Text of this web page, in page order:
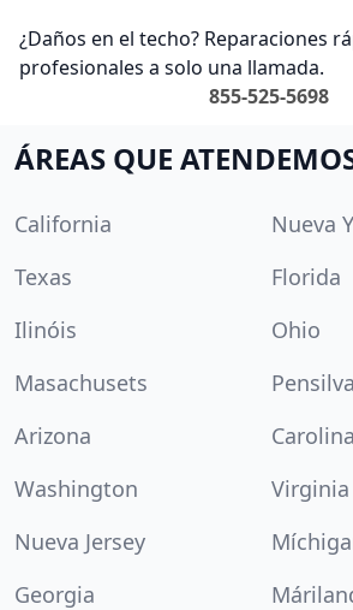
¿Daños en el techo? Reparaciones
profesionales a solo una llamada.
855-525-5698
ÁREAS QUE
California
Nueva
Texas
Florida
Ilinóis
Ohio
Masachusets
Arizona
Washington
Virginia
Nueva Jersey
Georgia